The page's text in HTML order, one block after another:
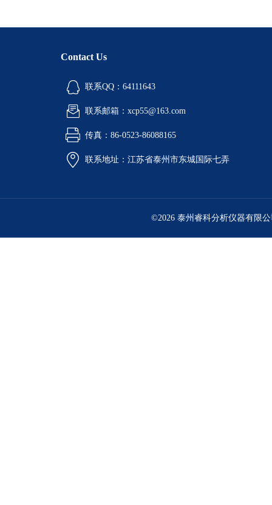
Contact Us
联系QQ：64111643
联系邮箱：xcp55@163.com
传真：86-0523-86088165
联系地址：江苏省泰州市东城国际七弄
©2026 泰州睿科分析仪器有限